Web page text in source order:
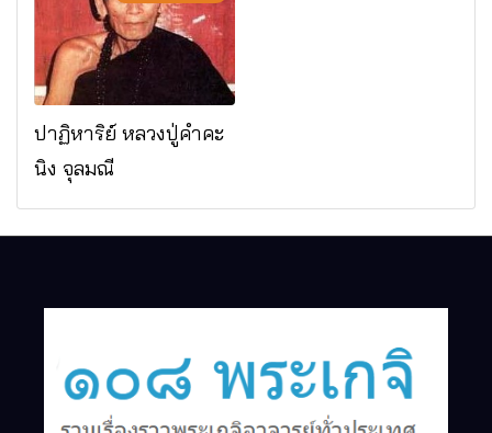
จ.เชียงใหม่
ปาฏิหาริย์ หลวงปู่คำคะ
นิง จุลมณี